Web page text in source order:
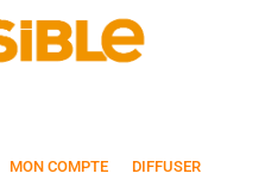
MON COMPTE DIFFUSER